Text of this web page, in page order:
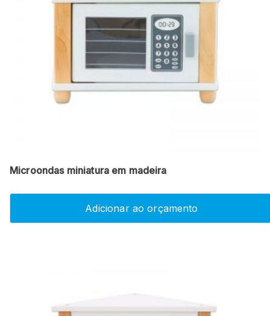
Microondas miniatura em madeira
Adicionar ao orçamento